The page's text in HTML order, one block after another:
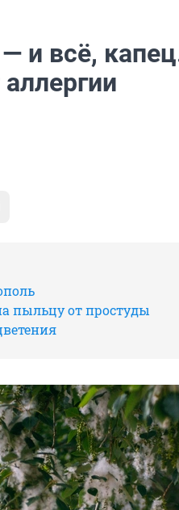
и всё,
пыльцу от простуды